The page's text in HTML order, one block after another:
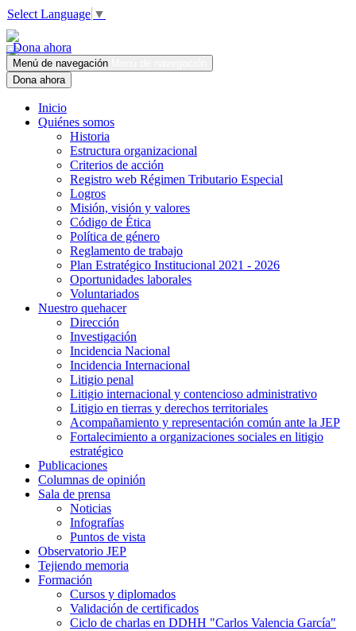
Select Language ▼
Dona ahora
Menú de navegación
Dona ahora
Inicio
Quiénes somos
Historia
Estructura organizacional
Criterios de acción
Registro web Régimen Tributario Especial
Logros
Misión, visión y valores
Código de Ética
Política de género
Reglamento de trabajo
Plan Estratégico Institucional 2021 - 2026
Oportunidades laborales
Voluntariados
Nuestro quehacer
Dirección
Investigación
Incidencia Nacional
Incidencia Internacional
Litigio penal
Litigio internacional y contencioso administrativo
Litigio en tierras y derechos territoriales
Acompañamiento y representación común ante la JEP
Fortalecimiento a organizaciones sociales en litigio
estratégico
Publicaciones
Columnas de opinión
Sala de prensa
Noticias
Infografías
Puntos de vista
Observatorio JEP
Tejiendo memoria
Formación
Cursos y diplomados
Validación de certificados
Ciclo de charlas en DDHH "Carlos Valencia García"